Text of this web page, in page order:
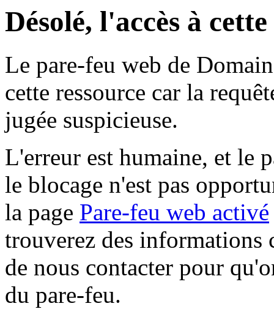
Désolé, l'accès à
Le pare-feu web de
cette ressource car la
jugée suspicieuse.
L'erreur est humaine, et le
le blocage n'est pas
la page Pare-feu web activé
trouverez des informations
de nous contacter pour
du pare-feu.